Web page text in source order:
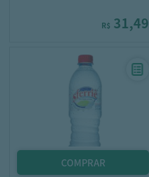
R$ 31,49